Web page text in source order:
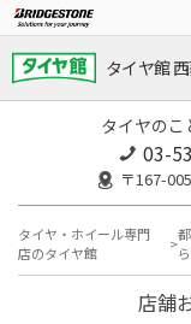
タイヤ館
タイヤの
03-
〒167-
タイヤ・ホイール専門
店のタイヤ館
店舗